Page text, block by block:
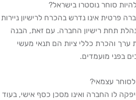
סוחר נוסטרו בישראל?
פרטית אינו נדרש בהכרח לרישיון ניירות
תחת רישיון החברה. עם זאת, הבנה
ערך והכרת כללי ציות הם תנאי מעשי
בפני מועמדים.
עצמאי?
לו החברה ואינו מסכן כסף אישי, בעוד